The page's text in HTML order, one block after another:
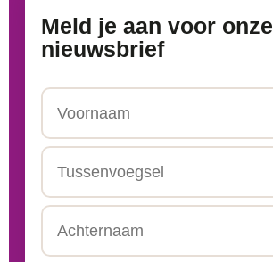
Meld je aan voor onze
nieuwsbrief
Voornaam
Tussenvoegsel